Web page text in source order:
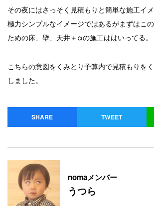
その夜にはさっそく見積もりと簡単な施工イメ
極力シンプルなイメージではあるがまずはこ
ための床、壁、天井＋αの施工ははいってる。
こちらの意図をくみとり予算内で見積もりを
しました。
SHARE TWEET
nomaメンバー
うつら